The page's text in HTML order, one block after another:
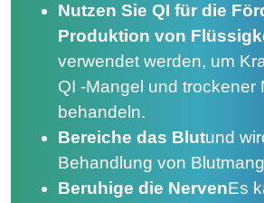
Nutzen Sie QI für die
Produktion von
verwendet werden, um
QI -Mangel und trockener
behandeln.
Bereiche das Blutund
Behandlung von
Beruhige die NervenEs